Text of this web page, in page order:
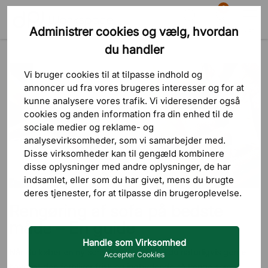
Administrer cookies og vælg, hvordan
du handler
Vi bruger cookies til at tilpasse indhold og
annoncer ud fra vores brugeres interesser og for at
kunne analysere vores trafik. Vi videresender også
cookies og anden information fra din enhed til de
sociale medier og reklame- og
analysevirksomheder, som vi samarbejder med.
Disse virksomheder kan til gengæld kombinere
disse oplysninger med andre oplysninger, de har
indsamlet, eller som du har givet, mens du brugte
deres tjenester, for at tilpasse din brugeroplevelse.
Handle som Virksomhed
Accepter Cookies
Søg
0
Indkøbskurv
Rengøring af sofa på bedste måde – En guide
måde – En guide
Når du køber en ny sofa til dit kontor, vil du naturligvis gerne